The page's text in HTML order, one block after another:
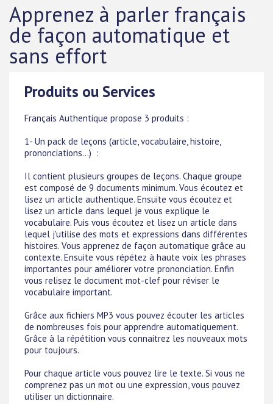
Apprenez à parler français
de façon automatique et
sans effort
Produits ou Services
Français Authentique propose 3 produits :
1- Un pack de leçons (article, vocabulaire, histoire,
prononciations...) :
Il contient plusieurs groupes de leçons. Chaque groupe
est composé de 9 documents minimum. Vous écoutez et
lisez un article authentique. Ensuite vous écoutez et
lisez un article dans lequel je vous explique le
vocabulaire. Puis vous écoutez et lisez un article dans
lequel j'utilise des mots et expressions dans différentes
histoires. Vous apprenez de façon automatique grâce au
contexte. Ensuite vous répétez à haute voix les phrases
importantes pour améliorer votre prononciation. Enfin
vous relisez le document mot-clef pour réviser le
vocabulaire important.
Grâce aux fichiers MP3 vous pouvez écouter les articles
de nombreuses fois pour apprendre automatiquement.
Grâce à la répétition vous connaitrez les nouveaux mots
pour toujours.
Pour chaque article vous pouvez lire le texte. Si vous ne
comprenez pas un mot ou une expression, vous pouvez
utiliser un dictionnaire.